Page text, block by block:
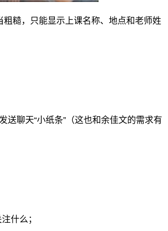
糙，只能显示上课名称、地点和老师姓
聊天“小纸条”（这也和余佳文的需求有
什么；